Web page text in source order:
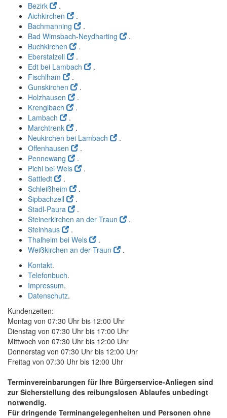
Bezirk
.
Aichkirchen
.
Bachmanning
.
Bad Wimsbach-Neydharting
.
Buchkirchen
.
Eberstalzell
.
Edt bei Lambach
.
Fischlham
.
Gunskirchen
.
Holzhausen
.
Krenglbach
.
Lambach
.
Marchtrenk
.
Neukirchen bei Lambach
.
Offenhausen
.
Pennewang
.
Pichl bei Wels
.
Sattledt
.
Schleißheim
.
Sipbachzell
.
Stadl-Paura
.
Steinerkirchen an der Traun
.
Steinhaus
.
Thalheim bei Wels
.
Weißkirchen an der Traun
.
Kontakt.
Telefonbuch.
Impressum.
Datenschutz.
Kundenzeiten:
Montag von 07:30 Uhr bis 12:00 Uhr
Dienstag von 07:30 Uhr bis 17:00 Uhr
Mittwoch von 07:30 Uhr bis 12:00 Uhr
Donnerstag von 07:30 Uhr bis 12:00 Uhr
Freitag von 07:30 Uhr bis 12:00 Uhr
Terminvereinbarungen für Ihre Bürgerservice-Anliegen sind
zur Sicherstellung des reibungslosen Ablaufes unbedingt
notwendig.
Für dringende Terminangelegenheiten und Personen ohne